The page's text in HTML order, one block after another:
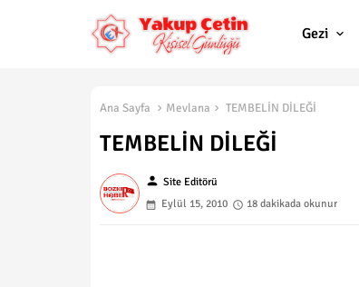
Gezi
Ana Sayfa Mevlana TEMBELİN DİLEĞİ
TEMBELİN DİLEĞİ
person Site Editörü
Eylül 15, 2010
18 dakikada okunur